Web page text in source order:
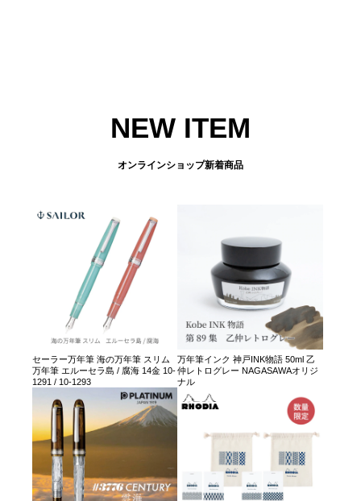
NEW ITEM
オンラインショップ新着商品
セーラー万年筆 海の万年筆 スリム
万年筆 エルーセラ島 / 腐海 14金 10-
1291 / 10-1293
万年筆インク 神戸INK物語 50ml 乙
仲レトログレー NAGASAWAオリジ
ナル